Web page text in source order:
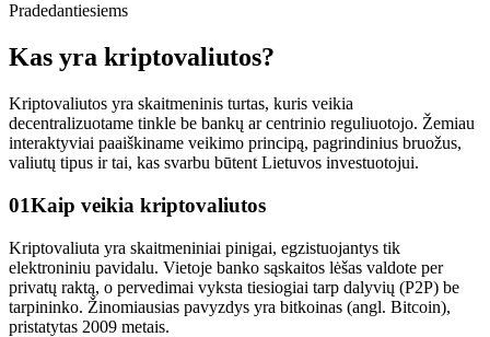
Pradedantiesiems
Kas yra kriptovaliutos?
Kriptovaliutos yra skaitmeninis turtas, kuris veikia
decentralizuotame tinkle be bankų ar centrinio reguliuotojo. Žemiau
interaktyviai paaiškiname veikimo principą, pagrindinius bruožus,
valiutų tipus ir tai, kas svarbu būtent Lietuvos investuotojui.
01Kaip veikia kriptovaliutos
Kriptovaliuta yra skaitmeniniai pinigai, egzistuojantys tik
elektroniniu pavidalu. Vietoje banko sąskaitos lėšas valdote per
privatų raktą, o pervedimai vyksta tiesiogiai tarp dalyvių (P2P) be
tarpininko. Žinomiausias pavyzdys yra bitkoinas (angl. Bitcoin),
pristatytas 2009 metais.